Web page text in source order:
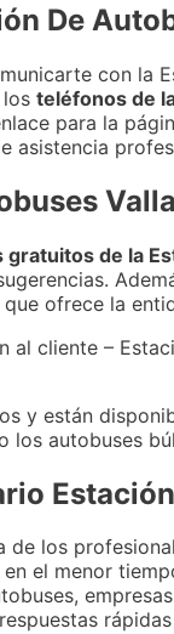
De
con la
teléfonos de
para la
asistencia
de la
ofrece la
al cliente –
y están
los autobuses
de los
el menor